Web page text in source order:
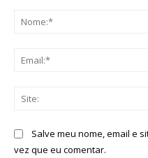
Salve meu nome, email e
vez que eu comentar.